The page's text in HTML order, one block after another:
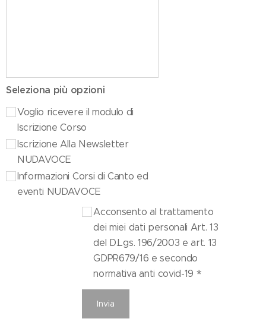
Seleziona più opzioni
Voglio ricevere il modulo di
Iscrizione Corso
Iscrizione Alla Newsletter
NUDAVOCE
Informazioni Corsi di Canto ed
eventi NUDAVOCE
Acconsento al trattamento
dei miei dati personali Art. 13
del D.Lgs. 196/2003 e art. 13
GDPR679/16 e secondo
normativa anti covid-19
Invia